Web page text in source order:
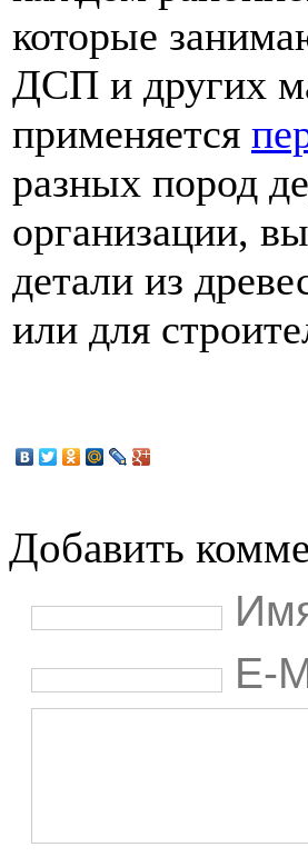
которые
ДСП и других
применяется
разных пород
организации,
детали из
или для
Добавить
E-